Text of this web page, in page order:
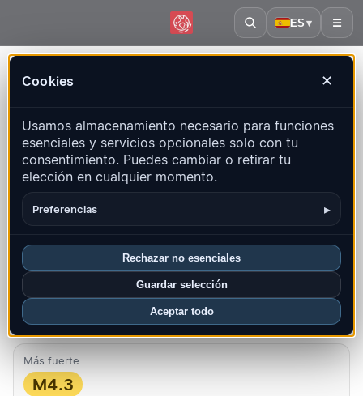
ES ▾ ☰
Cookies ✕
Usamos almacenamiento necesario para funciones
esenciales y servicios opcionales solo con tu
consentimiento. Puedes cambiar o retirar tu
elección en cualquier momento.
Preferencias ▸
Rechazar no esenciales
Guardar selección
Aceptar todo
Mapa en vivo, estadísticas y eventos recientes
Abrir mapa histórico Últimos en este país
Resumen Mapa
FAQ
Sismos este mes
3
Último UTC: 2026-08-03 16:35:26
Más fuerte
M4.3